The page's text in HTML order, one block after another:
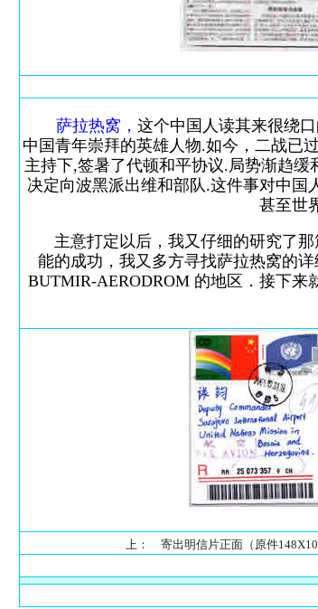
萨拉热窝， 这个中国人读其来很绕
中国青年崇拜的英雄人物.如今，二战已
主持下,签暑了代顿和平协议.局势渐趋
决定向波黑派出维和部队.这件事对中
甚至世
主意打定以后，我又仔细的研究了那
能的成功，我又多方寻找萨拉热窝的
BUTMIR-AERODROM 的地区．接下
上： 寄出明信片正面（原件